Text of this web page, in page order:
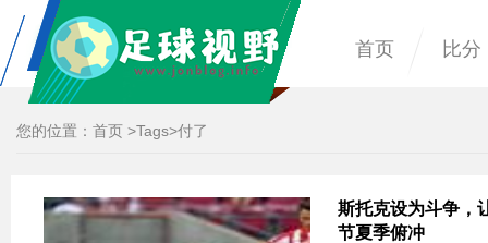
首页 比分
您的位置： 首页 >Tags>付了
斯托克设为斗争
节夏季俯冲